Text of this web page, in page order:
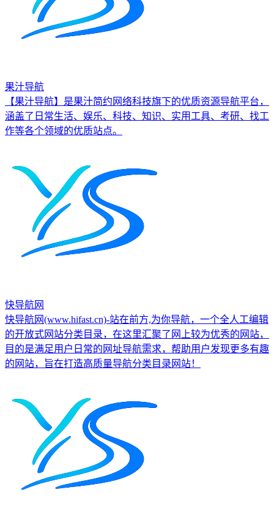
果汁导航
【果汁导航】是果汁简约网络科技旗下的优质资源导航平台，
涵盖了日常生活、娱乐、科技、知识、实用工具、考研、找工
作等各个领域的优质站点。
快导航网
快导航网(www.hifast.cn)-站在前方,为你导航，一个全人工编辑
的开放式网站分类目录，在这里汇聚了网上较为优秀的网站，
目的是满足用户日常的网址导航需求，帮助用户发现更多有趣
的网站，旨在打造高质量导航分类目录网站！